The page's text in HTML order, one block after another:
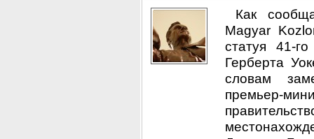
Как
Magyar
статуя 41-
Герберта
словам
премьер-